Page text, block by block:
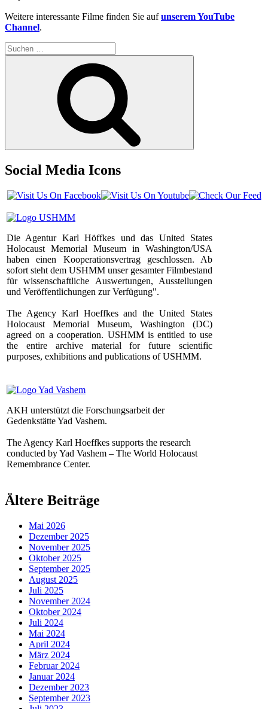
Weitere interessante Filme finden Sie aufunserem YouTube
Channel.
Suchen
nach:
Social Media Icons
Die Agentur Karl Höffkes und das United States
Holocaust Memorial Museum in Washington/USA
haben einen Kooperationsvertrag geschlossen. Ab
sofort steht dem USHMM unser gesamter Filmbestand
für wissenschaftliche Auswertungen, Ausstellungen
und Veröffentlichungen zur Verfügung".
The Agency Karl Hoeffkes and the United States
Holocaust Memorial Museum, Washington (DC)
agreed on a cooperation. USHMM is entitled to use
the entire archive material for future scientific
purposes, exhibitions and publications of USHMM.
AKH unterstützt die Forschungsarbeit der
Gedenkstätte Yad Vashem.
The Agency Karl Hoeffkes supports the research
conducted by Yad Vashem – The World Holocaust
Remembrance Center.
Ältere Beiträge
Mai 2026
Dezember 2025
November 2025
Oktober 2025
September 2025
August 2025
Juli 2025
November 2024
Oktober 2024
Juli 2024
Mai 2024
April 2024
März 2024
Februar 2024
Januar 2024
Dezember 2023
September 2023